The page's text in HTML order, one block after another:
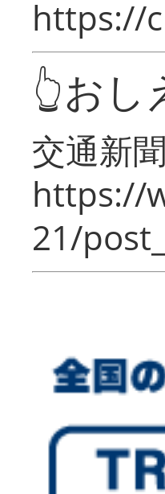
https://
👆お
交通新
https://
21/